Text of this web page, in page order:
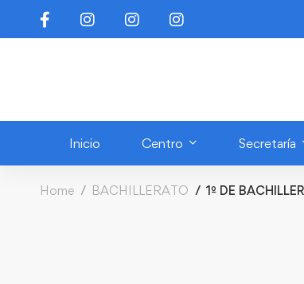
Inicio Centro Secretaría
Home BACHILLERATO 1º DE